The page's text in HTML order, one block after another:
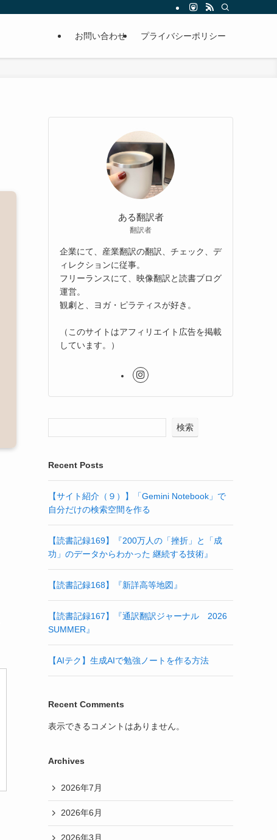
お問い合わせ プライバシーポリシー
ある翻訳者
翻訳者
企業にて、産業翻訳の翻訳、チェック、デ
ィレクションに従事。
フリーランスにて、映像翻訳と読書ブログ
運営。
観劇と、ヨガ・ピラティスが好き。
（このサイトはアフィリエイト広告を掲載
しています。）
検索
Recent Posts
【サイト紹介（９）】「Gemini Notebook」で
自分だけの検索空間を作る
【読書記録169】『200万人の「挫折」と「成
功」のデータからわかった 継続する技術』
【読書記録168】『新詳高等地図』
【読書記録167】『通訳翻訳ジャーナル 2026
SUMMER』
【AIテク】生成AIで勉強ノートを作る方法
Recent Comments
表示できるコメントはありません。
Archives
2026年7月
2026年6月
2026年3月